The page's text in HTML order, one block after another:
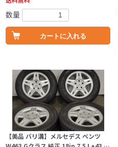
数量
カートに入れる
【美品 バリ溝】メルセデス ベンツ